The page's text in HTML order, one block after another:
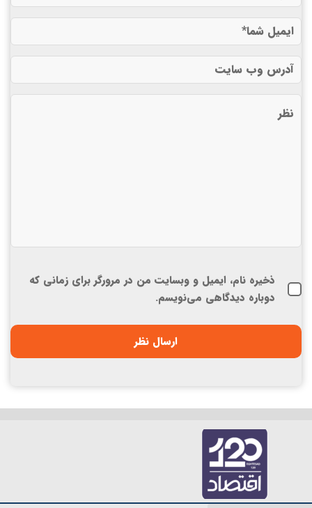
ذخیره نام، ایمیل و وبسایت من در مرورگر برای زمانی که
دوباره دیدگاهی می‌نویسم.